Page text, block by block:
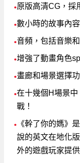
●原版高清CG，採
●數小時的故事內容
●音頻，包括音樂
●增強了動畫角色
●畫廊和場景選擇
●在十幾個H場景
戰！
●
《幹了你的媽》
說的英文在地化
外的遊戲玩家提